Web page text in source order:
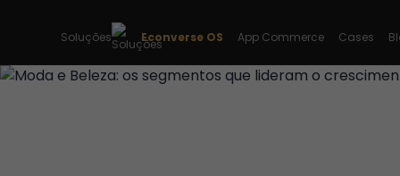
Soluções Econverse OS App Commerce Cases